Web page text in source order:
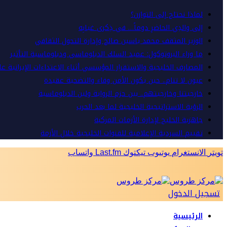
لماذا نحتاج إلى التوازن؟
إلى والدِي الحاضرِ دوماً… في ذِكرى غيابِه
الوزير المثقف محمد ياسين صالح وإدارة التحول الثقافي
ما وراء البروتوكول: عميد السلك الدبلوماسي ودبلوماسية التأثير
المصارف الخليجية والاستقرار المؤسسي أثناء الاعتداءات
عيون لا تنام.. حين يكون الأمن وفاء والتضحية عقيدة
خارجيتنا وخارجيتهم.. بين حزم الرواية ولين الدبلوماسية
الرؤية الاستراتيجية الخليجية لما بعد الحرب
جاهزية الخليج لإدارة الأزمات المركبة
تقييم السردية الإعلامية للقنوات الخليجية خلال الأزمة
تويتر الانستغرام يوتيوب تيكتوك Last.fm واتساب
تسجيل الدخول
الرئيسية